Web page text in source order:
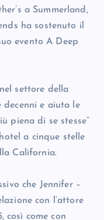
a Summerland,
ha sostenuto il
evento A Deep
settore della
decenni e aiuta le
piena di se stesse”
a cinque stelle
California.
che Jennifer –
con l’attore
così come con